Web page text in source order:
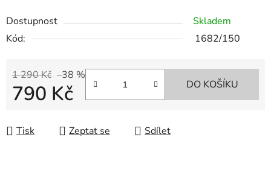
Dostupnost
Skladem
Kód:
1682/150
1 290 Kč –38 %
790 Kč DO KOŠÍKU
Tisk Zeptat se Sdílet